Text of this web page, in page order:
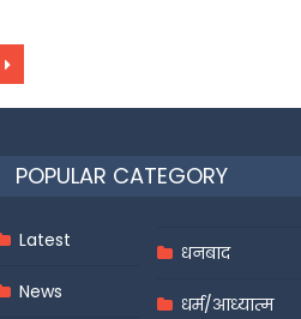
POPULAR CATEGORY
Latest
News
धनबाद
धर्म/आध्यात्म